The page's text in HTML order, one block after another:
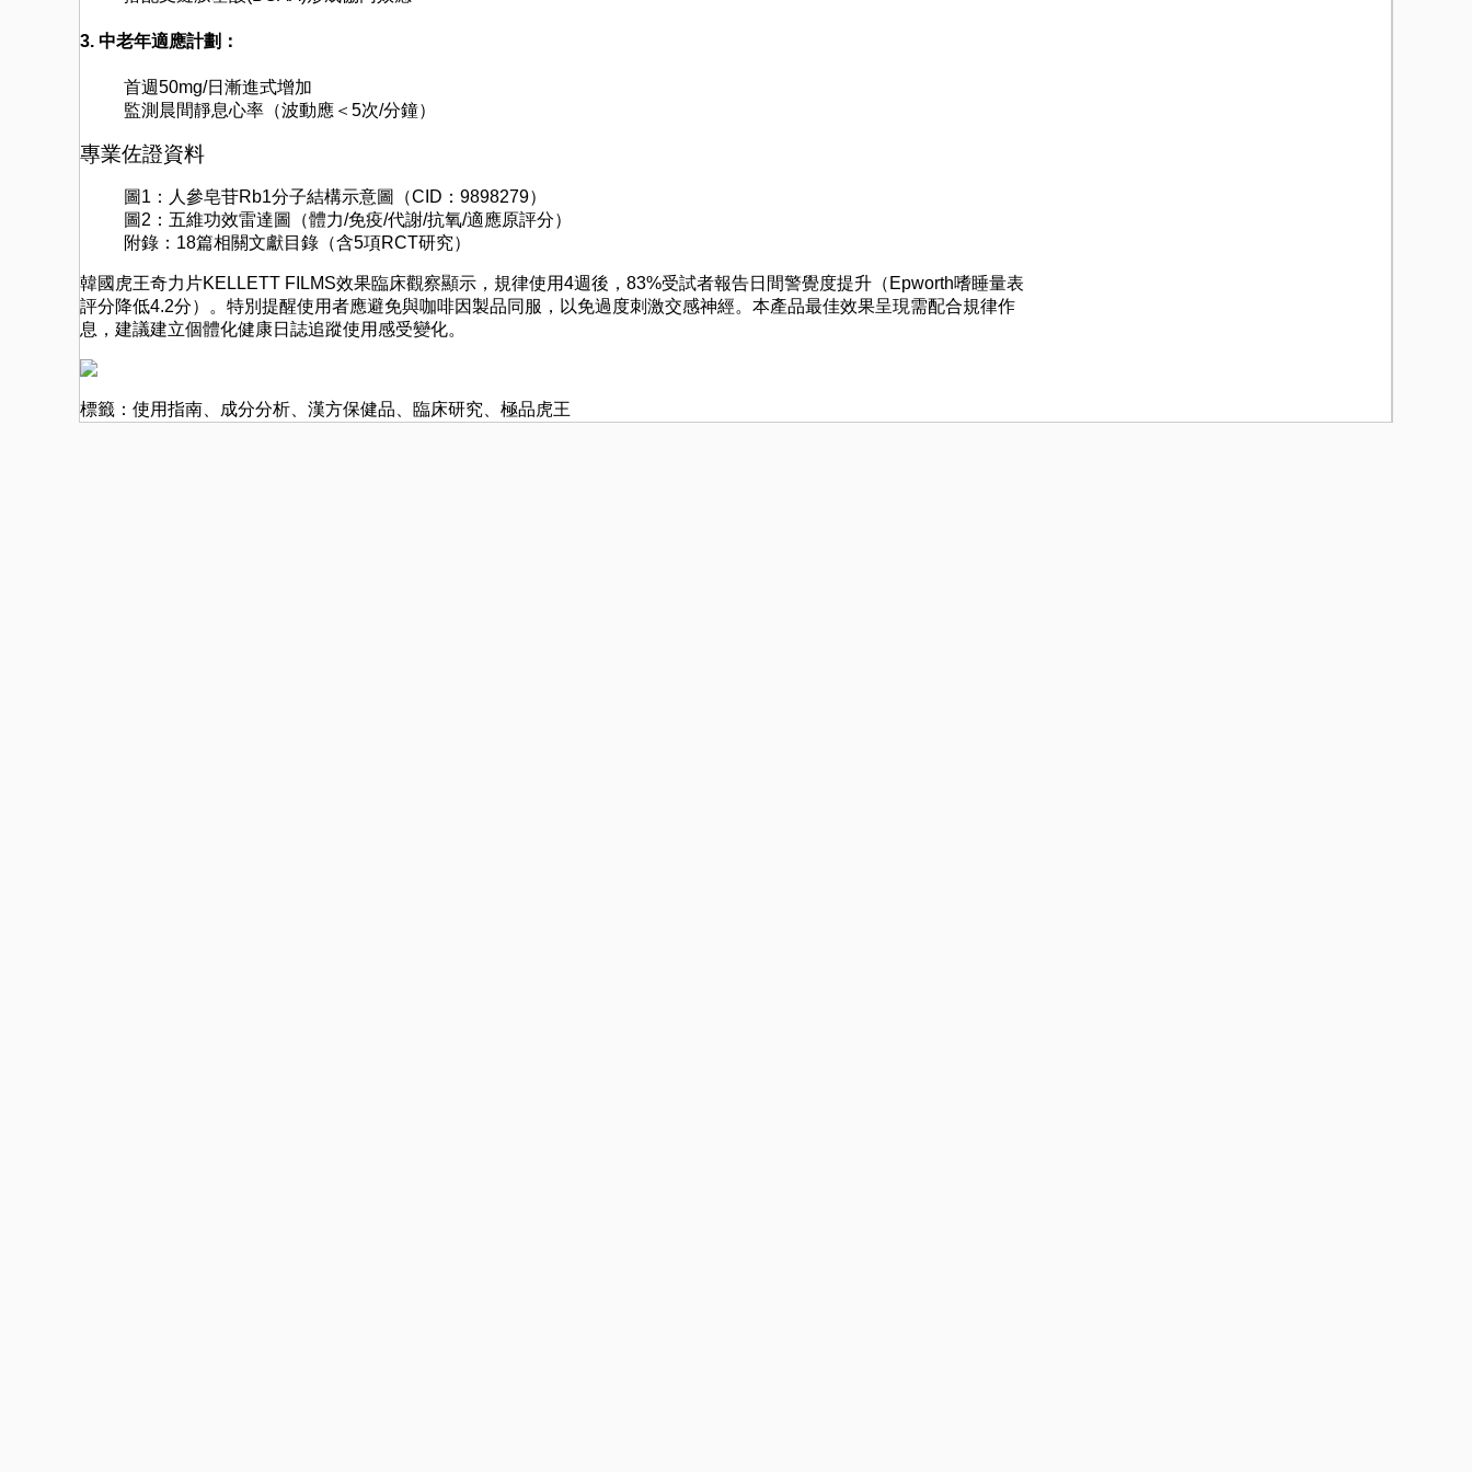
3. 中老年適應計劃：
首週50mg/日漸進式增加
監測晨間靜息心率（波動應＜5次/分鐘）
專業佐證資料
圖1：人參皂苷Rb1分子結構示意圖（CID：9898279）
圖2：五維功效雷達圖（體力/免疫/代謝/抗氧/適應原評分）
附錄：18篇相關文獻目錄（含5項RCT研究）
韓國虎王奇力片KELLETT FILMS效果臨床觀察顯示，規律使用4週後，83%受試者報告日間警覺度提升（Epworth嗜睡量表
評分降低4.2分）。特別提醒使用者應避免與咖啡因製品同服，以免過度刺激交感神經。本產品最佳效果呈現需配合規律作
息，建議建立個體化健康日誌追蹤使用感受變化。
標籤： 使用指南 成分分析 漢方保健品 臨床研究 極品虎王